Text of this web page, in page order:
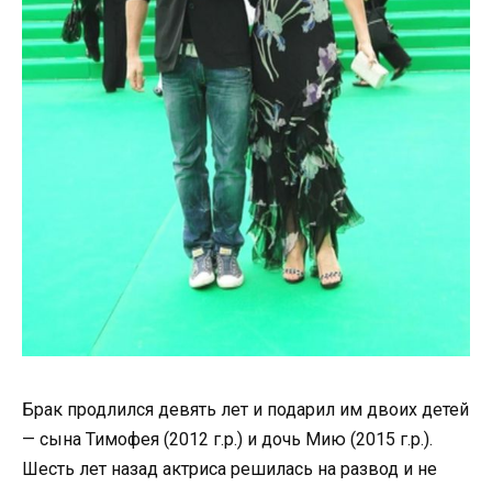
Брак продлился девять лет и подарил им двоих детей
— сына Тимофея (2012 г.р.) и дочь Мию (2015 г.р.).
Шесть лет назад актриса решилась на развод и не